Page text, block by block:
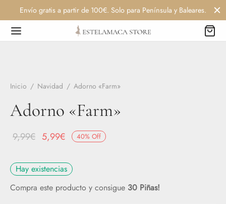
Envío gratis a partir de 100€. Solo para Península y Baleares.
Inicio / Navidad / Adorno «Farm»
Adorno «Farm»
40% Off
9,99€ El
original
9,99€.
5,99€ El
actual
es:
5,99€.
Hay existencias
Compra este producto y consigue 30 Piñas!